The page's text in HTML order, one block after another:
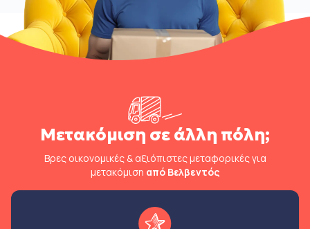
Μετακόμιση σε άλλη πόλη;
Βρες οικονομικές & αξιόπιστες μεταφορικές για
μετακόμιση από Βελβεντός